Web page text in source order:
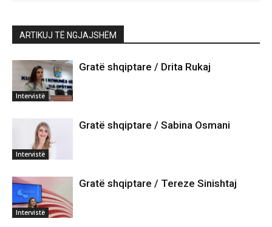
ARTIKUJ TË NGJAJSHËM
Intervistë
Gratë shqiptare / Drita Rukaj
Intervistë
Gratë shqiptare / Sabina Osmani
Intervistë
Gratë shqiptare / Tereze Sinishtaj